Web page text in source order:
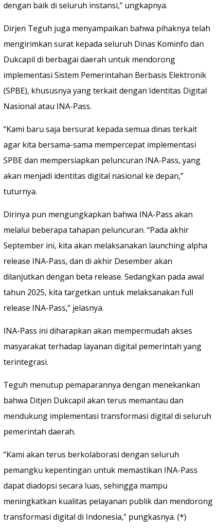
dengan baik di seluruh instansi,” ungkapnya.
Dirjen Teguh juga menyampaikan bahwa pihaknya telah
mengirimkan surat kepada seluruh Dinas Kominfo dan
Dukcapil di berbagai daerah untuk mendorong
implementasi Sistem Pemerintahan Berbasis Elektronik
(SPBE), khususnya yang terkait dengan Identitas Digital
Nasional atau INA-Pass.
“Kami baru saja bersurat kepada semua dinas terkait
agar kita bersama-sama mempercepat implementasi
SPBE dan mempersiapkan peluncuran INA-Pass, yang
akan menjadi identitas digital nasional ke depan,”
tuturnya.
Dirinya pun mengungkapkan bahwa INA-Pass akan
melalui beberapa tahapan peluncuran. “Pada akhir
September ini, kita akan melaksanakan launching alpha
release INA-Pass, dan di akhir Desember akan
dilanjutkan dengan beta release. Sedangkan pada awal
tahun 2025, kita targetkan untuk melaksanakan full
release INA-Pass,” jelasnya.
INA-Pass ini diharapkan akan mempermudah akses
masyarakat terhadap layanan digital pemerintah yang
terintegrasi.
Teguh menutup pemaparannya dengan menekankan
bahwa Ditjen Dukcapil akan terus memantau dan
mendukung implementasi transformasi digital di seluruh
pemerintah daerah.
“Kami akan terus berkolaborasi dengan seluruh
pemangku kepentingan untuk memastikan INA-Pass
dapat diadopsi secara luas, sehingga mampu
meningkatkan kualitas pelayanan publik dan mendorong
transformasi digital di Indonesia,” pungkasnya​. (*)